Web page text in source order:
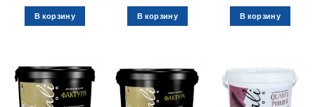
В корзину В корзину В корзину